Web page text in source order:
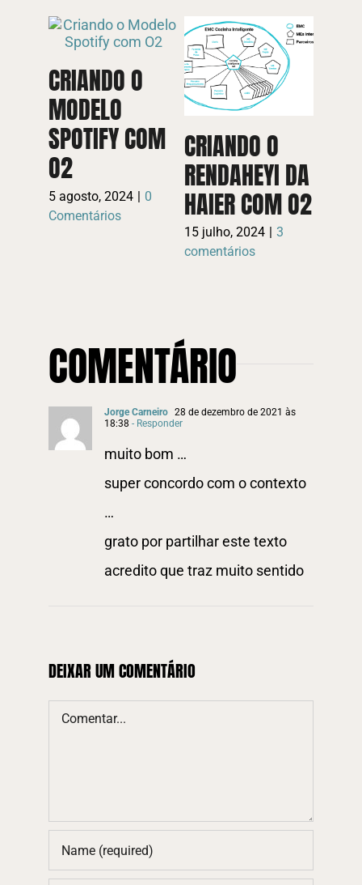
CRIANDO O
MODELO
SPOTIFY COM
O2
5 agosto, 2024 | 0
Comentários
CRIANDO O
RENDAHEYI DA
HAIER COM O2
15 julho, 2024
3
comentários
COMENTÁRIO
Jorge Carneiro 28 de dezembro de 2021 às
18:38 - Responder
muito bom …
super concordo com o contexto
…
grato por partilhar este texto
acredito que traz muito sentido
DEIXAR UM COMENTÁRIO
Comment